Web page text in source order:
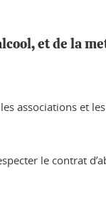
et de la
associations et
le contrat